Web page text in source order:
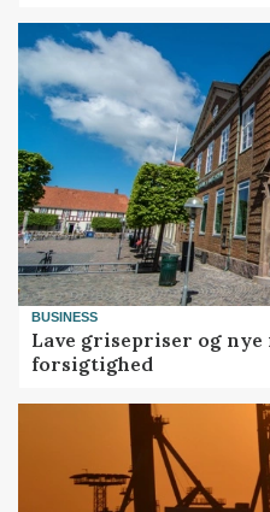
BUSINESS
Lave grisepriser og
forsigtighed